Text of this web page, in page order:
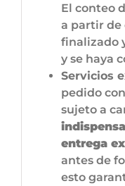
El conteo
a partir de
finalizado
y se haya
Servicios
pedido
sujeto a
entrega
antes de
esto